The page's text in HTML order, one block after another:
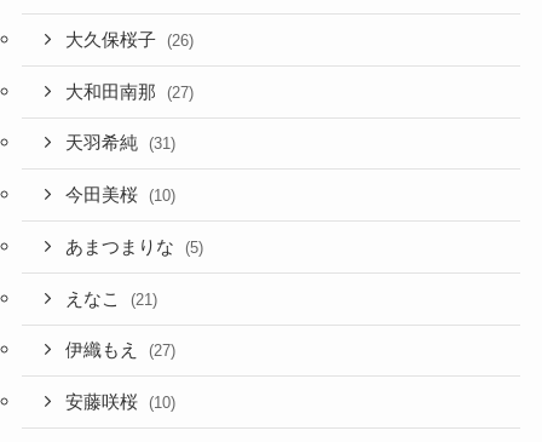
大久保桜子 (26)
大和田南那 (27)
天羽希純 (31)
今田美桜 (10)
あまつまりな (5)
えなこ (21)
伊織もえ (27)
安藤咲桜 (10)